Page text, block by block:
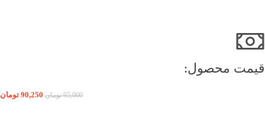
قیمت محصول:​
95,000 تومان 90,250 تومان